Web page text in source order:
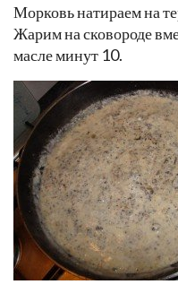
Морковь натираем на
Жарим на сковороде
масле минут 10.